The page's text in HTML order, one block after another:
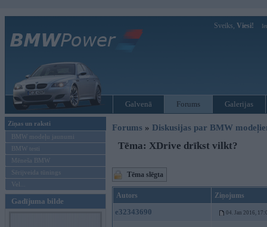
Sveiks, Viesi!
Galvenā Forums Galerijas
Ziņas un raksti
BMW modeļu jaunumi
BMW testi
Mēneša BMW
Sērijveida tūnings
Vel...
Gadījuma bilde
Forums » Diskusijas par BMW
Tēma: XDrive drīkst vilkt?
Tēma slēgta
Autors Ziņojums
e32343690 04. Jan 2016,